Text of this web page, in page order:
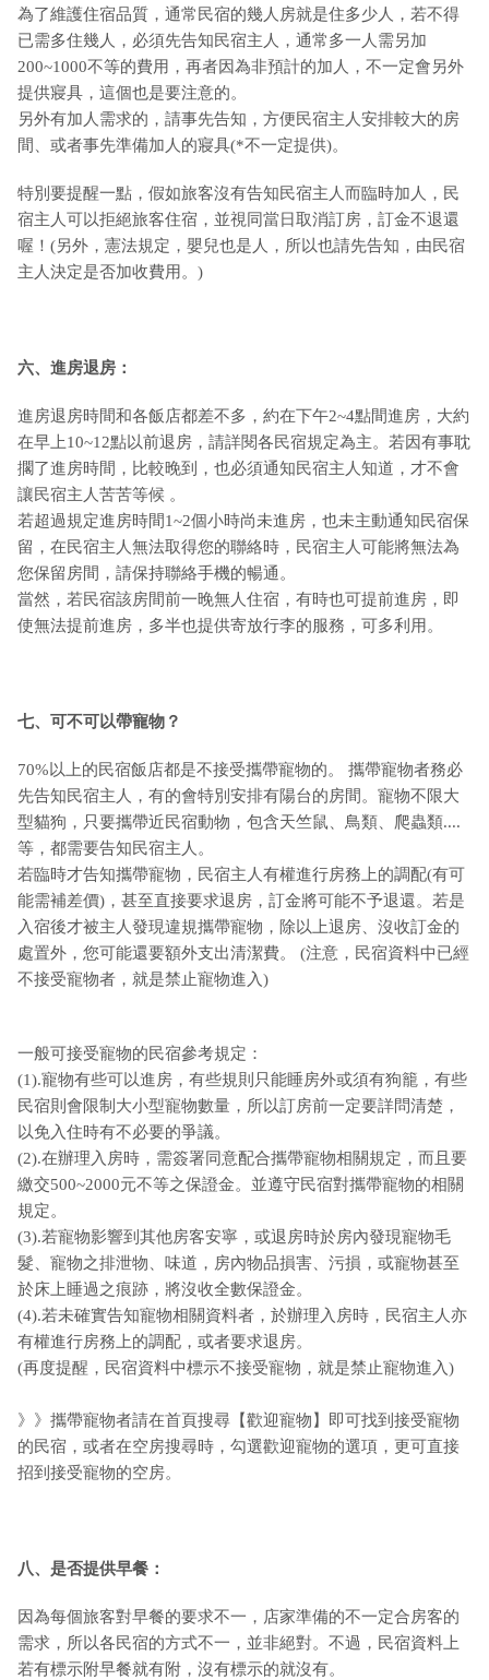
為了維護住宿品質，通常民宿的幾人房就是住多少人，若不得
已需多住幾人，必須先告知民宿主人，通常多一人需另加
200~1000不等的費用，再者因為非預計的加人，不一定會另外
提供寢具，這個也是要注意的。
另外有加人需求的，請事先告知，方便民宿主人安排較大的房
間、或者事先準備加人的寢具(*不一定提供)。
特別要提醒一點，假如旅客沒有告知民宿主人而臨時加人，民
宿主人可以拒絕旅客住宿，並視同當日取消訂房，訂金不退還
喔！(另外，憲法規定，嬰兒也是人，所以也請先告知，由民宿
主人決定是否加收費用。)
六、進房退房：
進房退房時間和各飯店都差不多，約在下午2~4點間進房，大約
在早上10~12點以前退房，請詳閱各民宿規定為主。若因有事耽
擱了進房時間，比較晚到，也必須通知民宿主人知道，才不會
讓民宿主人苦苦等候 。
若超過規定進房時間1~2個小時尚未進房，也未主動通知民宿保
留，在民宿主人無法取得您的聯絡時，民宿主人可能將無法為
您保留房間，請保持聯絡手機的暢通。
當然，若民宿該房間前一晚無人住宿，有時也可提前進房，即
使無法提前進房，多半也提供寄放行李的服務，可多利用。
七、可不可以帶寵物？
70%以上的民宿飯店都是不接受攜帶寵物的。 攜帶寵物者務必
先告知民宿主人，有的會特別安排有陽台的房間。寵物不限大
型貓狗，只要攜帶近民宿動物，包含天竺鼠、鳥類、爬蟲類....
等，都需要告知民宿主人。
若臨時才告知攜帶寵物，民宿主人有權進行房務上的調配(有可
能需補差價)，甚至直接要求退房，訂金將可能不予退還。若是
入宿後才被主人發現違規攜帶寵物，除以上退房、沒收訂金的
處置外，您可能還要額外支出清潔費。 (注意，民宿資料中已經
不接受寵物者，就是禁止寵物進入)
一般可接受寵物的民宿參考規定：
(1).寵物有些可以進房，有些規則只能睡房外或須有狗籠，有些
民宿則會限制大小型寵物數量，所以訂房前一定要詳問清楚，
以免入住時有不必要的爭議。
(2).在辦理入房時，需簽署同意配合攜帶寵物相關規定，而且要
繳交500~2000元不等之保證金。並遵守民宿對攜帶寵物的相關
規定。
(3).若寵物影響到其他房客安寧，或退房時於房內發現寵物毛
髮、寵物之排泄物、味道，房內物品損害、污損，或寵物甚至
於床上睡過之痕跡，將沒收全數保證金。
(4).若未確實告知寵物相關資料者，於辦理入房時，民宿主人亦
有權進行房務上的調配，或者要求退房。
(再度提醒，民宿資料中標示不接受寵物，就是禁止寵物進入)
》》攜帶寵物者請在首頁搜尋【歡迎寵物】即可找到接受寵物
的民宿，或者在空房搜尋時，勾選歡迎寵物的選項，更可直接
招到接受寵物的空房。
八、是否提供早餐：
因為每個旅客對早餐的要求不一，店家準備的不一定合房客的
需求，所以各民宿的方式不一，並非絕對。不過，民宿資料上
若有標示附早餐就有附，沒有標示的就沒有。